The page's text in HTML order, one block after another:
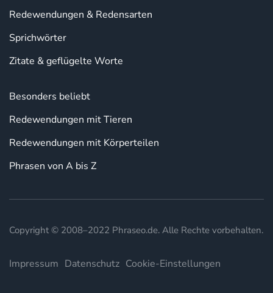
Redewendungen & Redensarten
Sprichwörter
Zitate & geflügelte Worte
Besonders beliebt
Redewendungen mit Tieren
Redewendungen mit Körperteilen
Phrasen von A bis Z
Copyright © 2008–2022 Phraseo.de. Alle Rechte vorbehalten.
Impressum Datenschutz Cookie-Einstellungen